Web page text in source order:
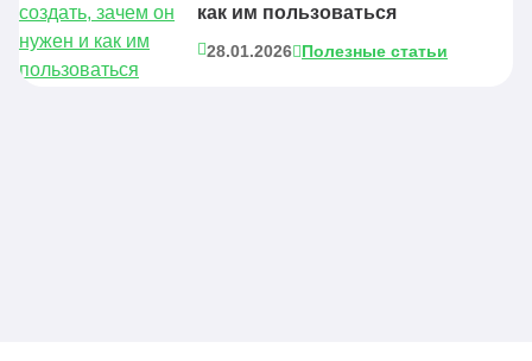
как им пользоваться
28.01.2026 Полезные статьи